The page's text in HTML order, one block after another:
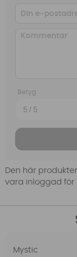
Betyg
Den här
vara inloggad för
Mystic